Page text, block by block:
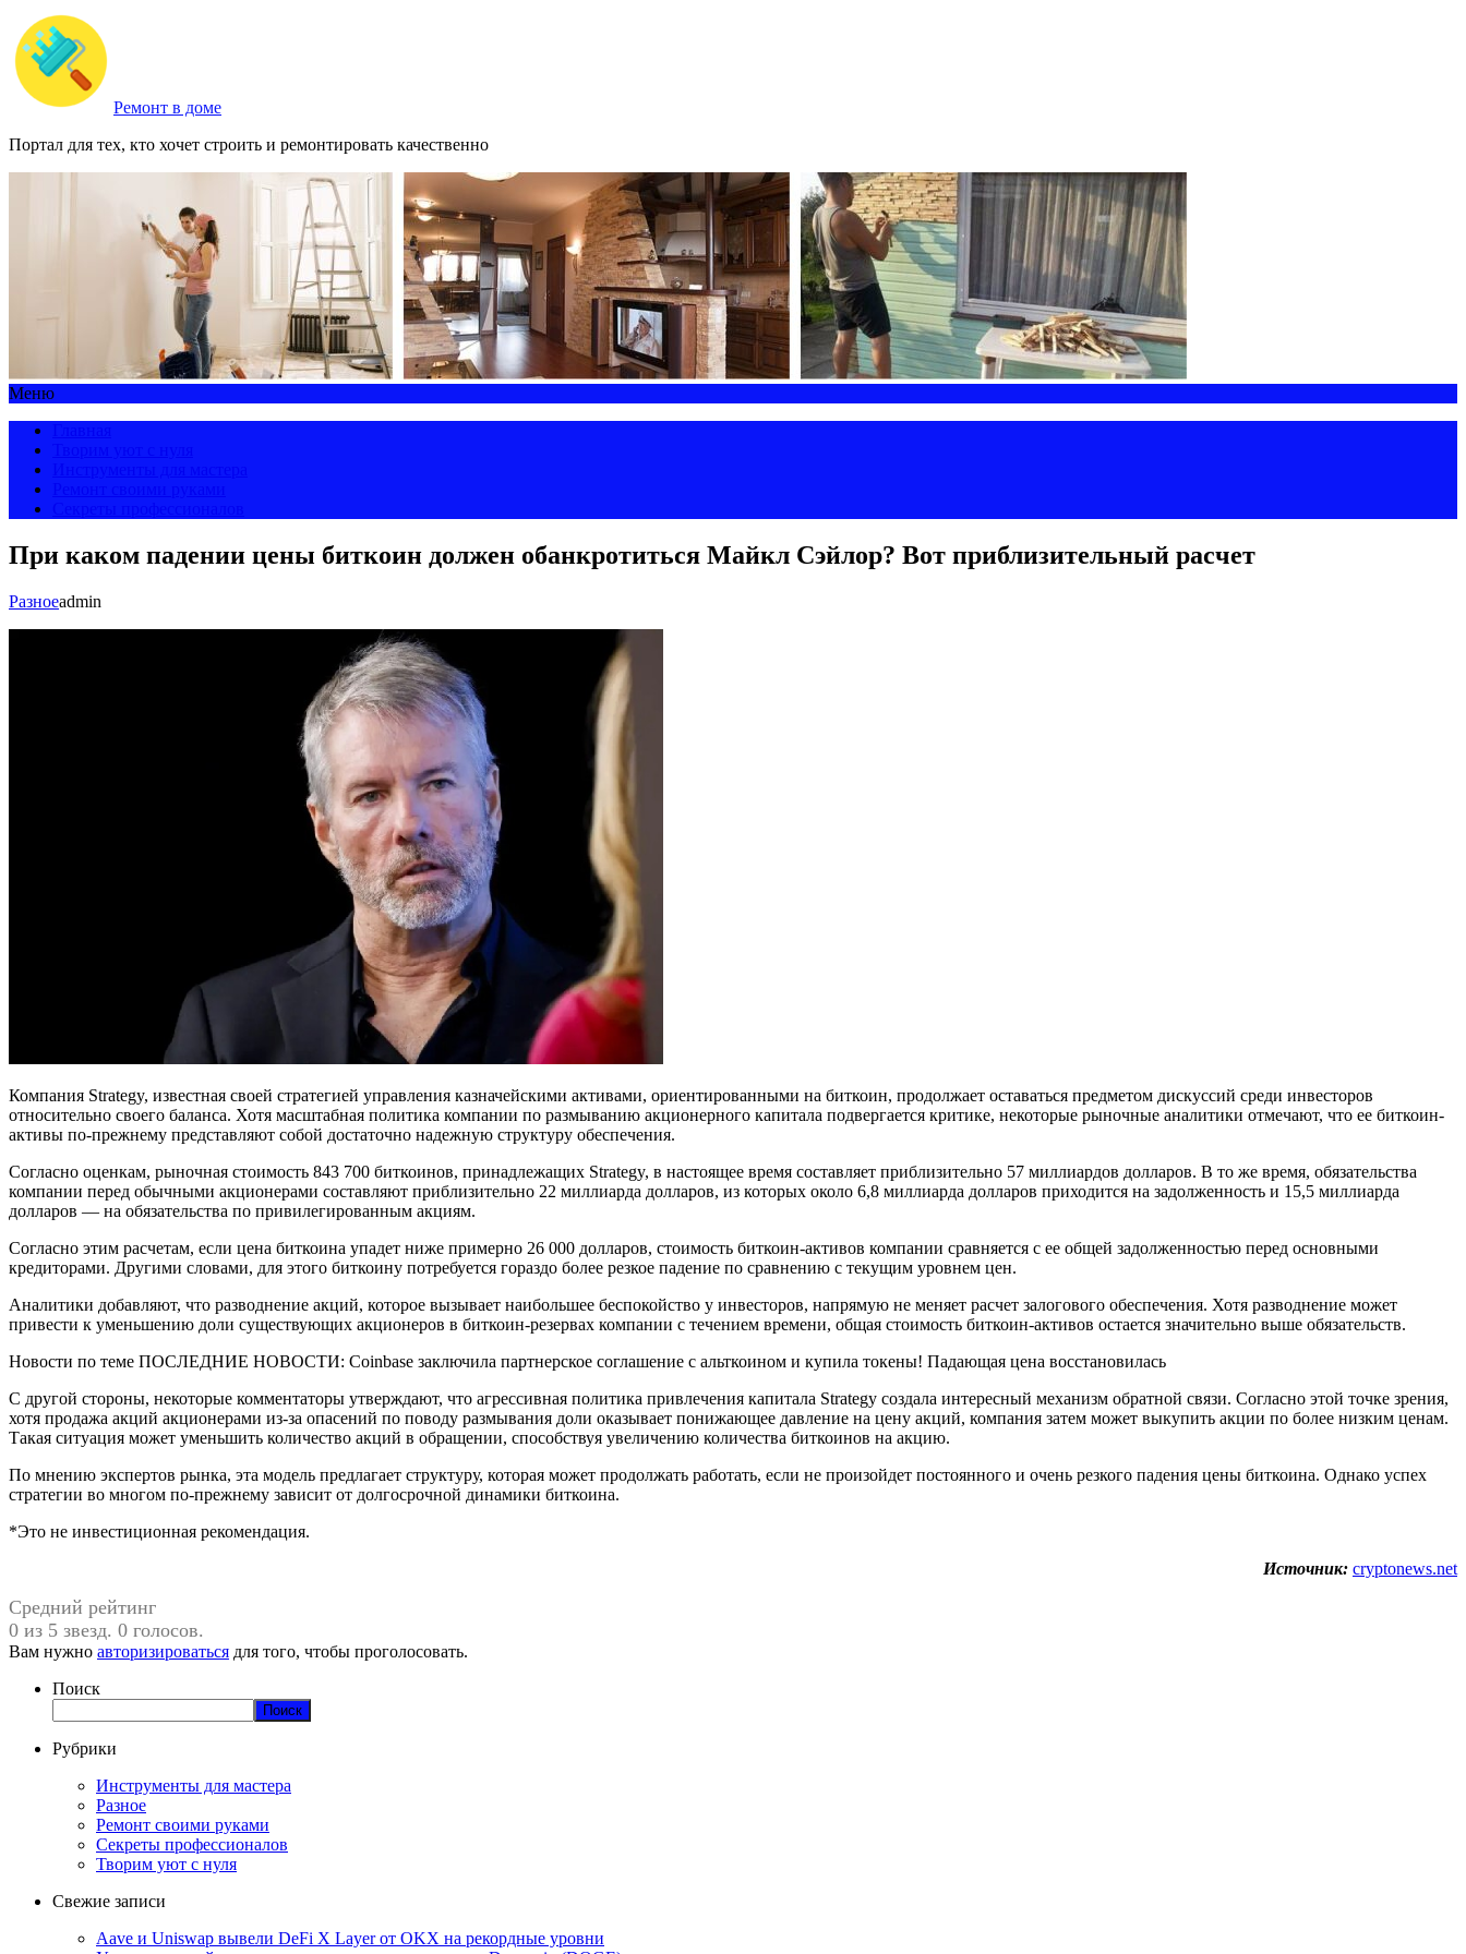
Ремонт в доме
Портал для тех, кто хочет строить и ремонтировать качественно
Меню
При каком падении цены биткоин должен обанкротиться Майкл Сэйлор? Вот приблизительный расчет
Разноеadmin
Компания Strategy, известная своей стратегией управления казначейскими активами, ориентированными на биткоин, продолжает оставаться предметом дискуссий среди инвесторов
относительно своего баланса. Хотя масштабная политика компании по размыванию акционерного капитала подвергается критике, некоторые рыночные аналитики отмечают, что ее биткоин-
активы по-прежнему представляют собой достаточно надежную структуру обеспечения.
Согласно оценкам, рыночная стоимость 843 700 биткоинов, принадлежащих Strategy, в настоящее время составляет приблизительно 57 миллиардов долларов. В то же время, обязательства
компании перед обычными акционерами составляют приблизительно 22 миллиарда долларов, из которых около 6,8 миллиарда долларов приходится на задолженность и 15,5 миллиарда
долларов — на обязательства по привилегированным акциям.
Согласно этим расчетам, если цена биткоина упадет ниже примерно 26 000 долларов, стоимость биткоин-активов компании сравняется с ее общей задолженностью перед основными
кредиторами. Другими словами, для этого биткоину потребуется гораздо более резкое падение по сравнению с текущим уровнем цен.
Аналитики добавляют, что разводнение акций, которое вызывает наибольшее беспокойство у инвесторов, напрямую не меняет расчет залогового обеспечения. Хотя разводнение может
привести к уменьшению доли существующих акционеров в биткоин-резервах компании с течением времени, общая стоимость биткоин-активов остается значительно выше обязательств.
Новости по теме ПОСЛЕДНИЕ НОВОСТИ: Coinbase заключила партнерское соглашение с альткоином и купила токены! Падающая цена восстановилась
С другой стороны, некоторые комментаторы утверждают, что агрессивная политика привлечения капитала Strategy создала интересный механизм обратной связи. Согласно этой точке зрения,
хотя продажа акций акционерами из-за опасений по поводу размывания доли оказывает понижающее давление на цену акций, компания затем может выкупить акции по более низким ценам.
Такая ситуация может уменьшить количество акций в обращении, способствуя увеличению количества биткоинов на акцию.
По мнению экспертов рынка, эта модель предлагает структуру, которая может продолжать работать, если не произойдет постоянного и очень резкого падения цены биткоина. Однако успех
стратегии во многом по-прежнему зависит от долгосрочной динамики биткоина.
*Это не инвестиционная рекомендация.
Источник: cryptonews.net
Средний рейтинг
0 из 5 звезд. 0 голосов.
Вам нужно авторизироваться для того, чтобы проголосовать.
Поиск
Поиск
Рубрики
Инструменты для мастера
Разное
Ремонт своими руками
Секреты профессионалов
Творим уют с нуля
Свежие записи
Aave и Uniswap вывели DeFi X Layer от OKX на рекордные уровни